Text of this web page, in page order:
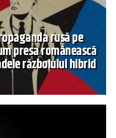
rusă pe
presa românească
războiului hibrid